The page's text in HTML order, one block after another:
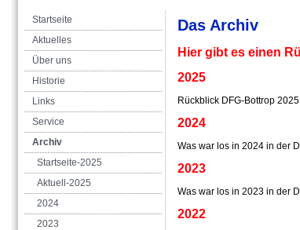
Startseite
Aktuelles
Über uns
Historie
Links
Service
Archiv
Startseite-2025
Aktuell-2025
2024
2023
Das Archiv
Hier gibt es einen
2025
Rückblick DFG-Bottrop 2025
2024
Was war los in 2024 in der
2023
Was war los in 2023 in der
2022